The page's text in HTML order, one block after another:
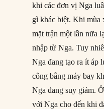
khi các đơn vị Nga
gì khác biệt. Khi mùa
mặt trận một lần nữa
nhập từ Nga. Tuy
Nga đang tạo ra ít áp
công bằng máy bay
Nga đang suy giảm.
với Nga cho đến khi